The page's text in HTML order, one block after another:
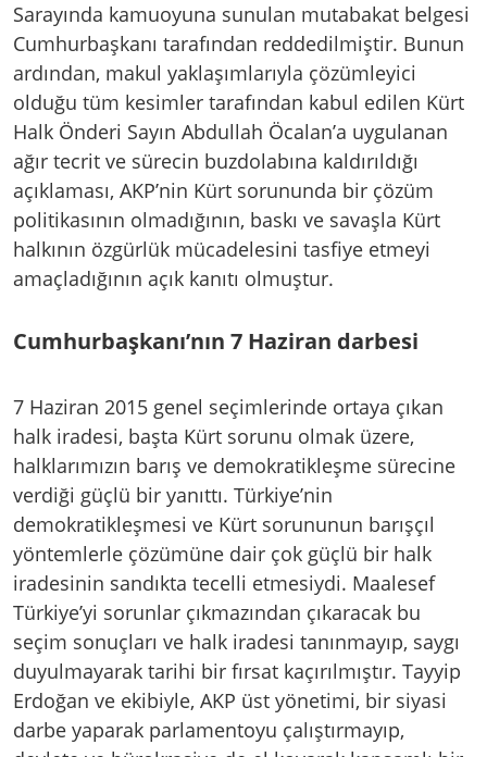
Sarayında kamuoyuna sunulan mutabakat belgesi
Cumhurbaşkanı tarafından reddedilmiştir. Bunun
ardından, makul yaklaşımlarıyla çözümleyici
olduğu tüm kesimler tarafından kabul edilen Kürt
Halk Önderi Sayın Abdullah Öcalan’a uygulanan
ağır tecrit ve sürecin buzdolabına kaldırıldığı
açıklaması, AKP’nin Kürt sorununda bir çözüm
politikasının olmadığının, baskı ve savaşla Kürt
halkının özgürlük mücadelesini tasfiye etmeyi
amaçladığının açık kanıtı olmuştur.
Cumhurbaşkanı’nın 7 Haziran darbesi
7 Haziran 2015 genel seçimlerinde ortaya çıkan
halk iradesi, başta Kürt sorunu olmak üzere,
halklarımızın barış ve demokratikleşme sürecine
verdiği güçlü bir yanıttı. Türkiye’nin
demokratikleşmesi ve Kürt sorununun barışçıl
yöntemlerle çözümüne dair çok güçlü bir halk
iradesinin sandıkta tecelli etmesiydi. Maalesef
Türkiye’yi sorunlar çıkmazından çıkaracak bu
seçim sonuçları ve halk iradesi tanınmayıp, saygı
duyulmayarak tarihi bir fırsat kaçırılmıştır. Tayyip
Erdoğan ve ekibiyle, AKP üst yönetimi, bir siyasi
darbe yaparak parlamentoyu çalıştırmayıp,